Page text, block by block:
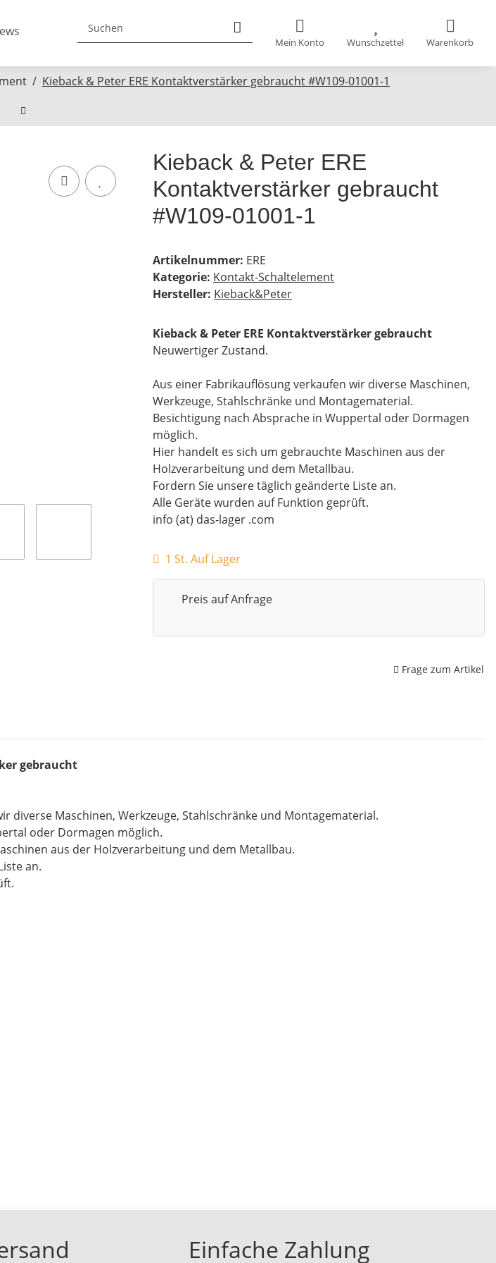
Mein Konto Wunschzettel Warenkorb
Kieback & Peter ERE Kontaktverstärker gebraucht #W109-01001-1
Kieback & Peter ERE
Kontaktverstärker gebraucht
#W109-01001-1
Artikelnummer: ERE
Kategorie: Kontakt-Schaltelement
Hersteller: Kieback&Peter
Kieback & Peter ERE Kontaktverstärker gebraucht
Neuwertiger Zustand.
Aus einer Fabrikauflösung verkaufen wir diverse Maschinen,
Werkzeuge, Stahlschränke und Montagematerial.
Besichtigung nach Absprache in Wuppertal oder Dormagen
möglich.
Hier handelt es sich um gebrauchte Maschinen aus der
Holzverarbeitung und dem Metallbau.
Fordern Sie unsere täglich geänderte Liste an.
Alle Geräte wurden auf Funktion geprüft.
info (at) das-lager .com
1 St. Auf Lager
Preis auf Anfrage
Frage zum Artikel
gebraucht
diverse Maschinen, Werkzeuge, Stahlschränke und Montagematerial.
oder Dormagen möglich.
aus der Holzverarbeitung und dem Metallbau.
an.
Einfache Zahlung